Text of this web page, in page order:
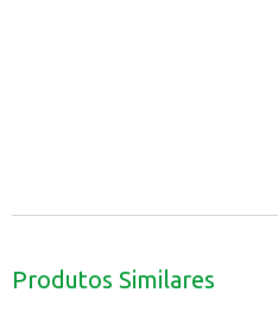
Produtos Similares